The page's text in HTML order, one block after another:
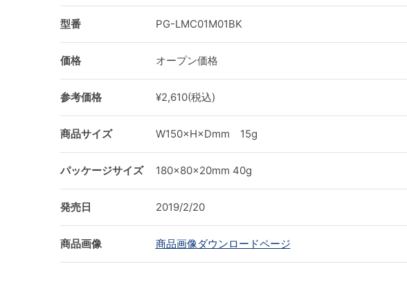
型番 PG-LMC01M01BK
価格 オープン価格
参考価格 ¥2,610(税込)
商品サイズ W150×H×Dmm 15g
パッケージサイズ 180×80×20mm 40g
発売日 2019/2/20
商品画像 商品画像ダウンロードページ